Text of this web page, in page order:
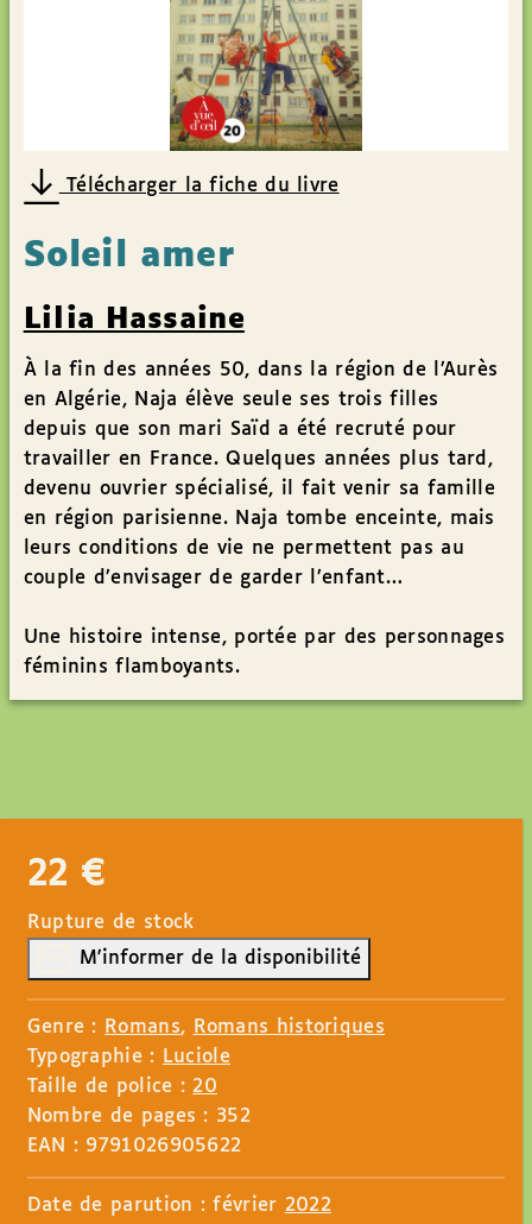
Télécharger la fiche du livre
Soleil amer
Lilia Hassaine
À la fin des années 50, dans la région de l’Aurès
en Algérie, Naja élève seule ses trois filles
depuis que son mari Saïd a été recruté pour
travailler en France. Quelques années plus tard,
devenu ouvrier spécialisé, il fait venir sa famille
en région parisienne. Naja tombe enceinte, mais
leurs conditions de vie ne permettent pas au
couple d’envisager de garder l’enfant…
Une histoire intense, portée par des personnages
féminins flamboyants.
22 €
Rupture de stock
M'informer de la disponibilité
Genre : Romans, Romans historiques
Typographie : Luciole
Taille de police : 20
Nombre de pages : 352
EAN : 9791026905622
Date de parution : février 2022